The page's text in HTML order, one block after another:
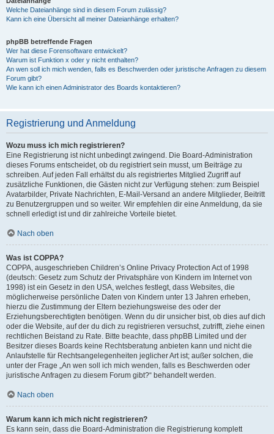
Welche Dateianhänge sind in diesem Forum zulässig?
Kann ich eine Übersicht all meiner Dateianhänge erhalten?
phpBB betreffende Fragen
Wer hat diese Forensoftware entwickelt?
Warum ist Funktion x oder y nicht enthalten?
An wen soll ich mich wenden, falls es Beschwerden oder juristische Anfragen zu diesem
Forum gibt?
Wie kann ich einen Administrator des Boards kontaktieren?
Registrierung und Anmeldung
Wozu muss ich mich registrieren?
Eine Registrierung ist nicht unbedingt zwingend. Die Board-Administration
dieses Forums entscheidet, ob du registriert sein musst, um Beiträge zu
schreiben. Auf jeden Fall erhältst du als registriertes Mitglied Zugriff auf
zusätzliche Funktionen, die Gästen nicht zur Verfügung stehen: zum Beispiel
Avatarbilder, Private Nachrichten, E-Mail-Versand an andere Mitglieder, Beitritt
zu Benutzergruppen und so weiter. Wir empfehlen dir eine Anmeldung, da sie
schnell erledigt ist und dir zahlreiche Vorteile bietet.
Nach oben
Was ist COPPA?
COPPA, ausgeschrieben Children’s Online Privacy Protection Act of 1998
(deutsch: Gesetz zum Schutz der Privatsphäre von Kindern im Internet von
1998) ist ein Gesetz in den USA, welches festlegt, dass Websites, die
möglicherweise persönliche Daten von Kindern unter 13 Jahren erheben,
hierzu die Zustimmung der Eltern beziehungsweise des oder der
Erziehungsberechtigten benötigen. Wenn du dir unsicher bist, ob dies auf dich
oder die Website, auf der du dich zu registrieren versuchst, zutrifft, ziehe einen
rechtlichen Beistand zu Rate. Bitte beachte, dass phpBB Limited und der
Besitzer dieses Boards keine Rechtsberatung anbieten kann und nicht die
Anlaufstelle für Rechtsangelegenheiten jeglicher Art ist; außer solchen, die
unter der Frage „An wen soll ich mich wenden, falls es Beschwerden oder
juristische Anfragen zu diesem Forum gibt?“ behandelt werden.
Nach oben
Warum kann ich mich nicht registrieren?
Es kann sein, dass die Board-Administration die Registrierung komplett